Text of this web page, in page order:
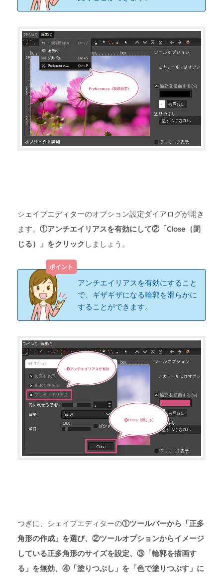
シェイプエディターのオプション設定ダイアログが開き
ます。 ①アンチエイリアスを有効にして②「Close（閉
じる）」をクリック しましょう。
アンチエイリアスを有効にすること
で、ギザギザになる輪郭を滑らかに
することができます。
つぎに、シェイプエディターの①ツールバーから「正多
角形の作成」を選び、②ツールオプションからイメージ
している正多角形のサイズを設定、③「輪郭を描画す
る」を無効、④「塗りつぶし」を「色で塗りつぶす」に